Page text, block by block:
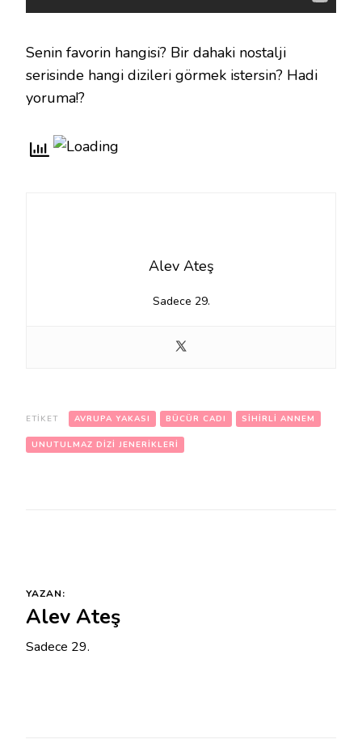
Senin favorin hangisi? Bir dahaki nostalji
serisinde hangi dizileri görmek istersin? Hadi
yoruma!?
Alev Ateş
Sadece 29.
ETIKET AVRUPA YAKASI BÜCÜR CADI SIHIRLI ANNEM
UNUTULMAZ DIZI JENERIKLERI
YAZAN:
Alev Ateş
Sadece 29.